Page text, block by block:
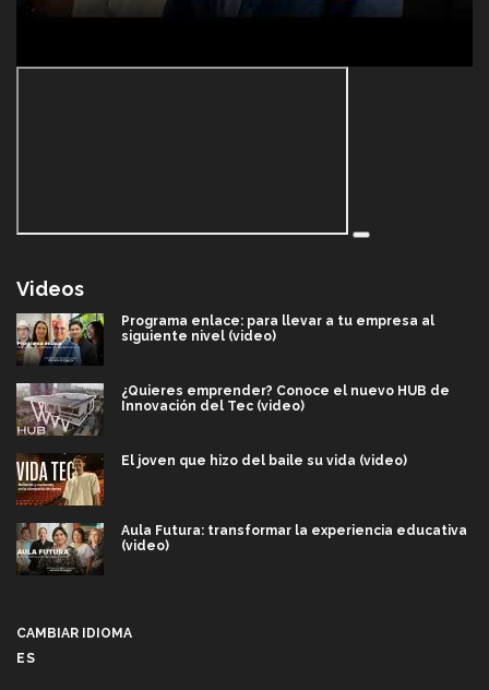
Videos
Programa enlace: para llevar a tu empresa al
siguiente nivel (video)
¿Quieres emprender? Conoce el nuevo HUB de
Innovación del Tec (video)
El joven que hizo del baile su vida (video)
Aula Futura: transformar la experiencia educativa
(video)
CAMBIAR IDIOMA
ES